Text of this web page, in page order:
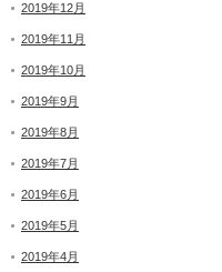
2019年12月
2019年11月
2019年10月
2019年9月
2019年8月
2019年7月
2019年6月
2019年5月
2019年4月